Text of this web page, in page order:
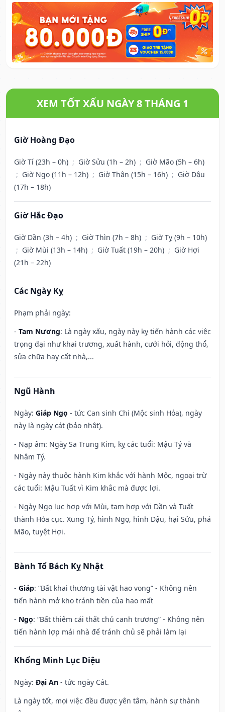
XEM TỐT XẤU NGÀY 8 THÁNG 1
Giờ Hoàng Đạo
Giờ Tí (23h – 0h) ; Giờ Sửu (1h – 2h) ; Giờ Mão (5h – 6h)
; Giờ Ngọ (11h – 12h) ; Giờ Thân (15h – 16h) ; Giờ Dậu
(17h – 18h)
Giờ Hắc Đạo
Giờ Dần (3h – 4h) ; Giờ Thìn (7h – 8h) ; Giờ Tỵ (9h – 10h)
; Giờ Mùi (13h – 14h) ; Giờ Tuất (19h – 20h) ; Giờ Hợi
(21h – 22h)
Các Ngày Kỵ
Phạm phải ngày:
- Tam Nương: Là ngày xấu, ngày này kỵ tiến hành các việc
trọng đại như khai trương, xuất hành, cưới hỏi, động thổ,
sửa chữa hay cất nhà,...
Ngũ Hành
Ngày: Giáp Ngọ - tức Can sinh Chi (Mộc sinh Hỏa), ngày
này là ngày cát (bảo nhật).
- Nạp âm: Ngày Sa Trung Kim, kỵ các tuổi: Mậu Tý và
Nhâm Tý.
- Ngày này thuộc hành Kim khắc với hành Mộc, ngoại trừ
các tuổi: Mậu Tuất vì Kim khắc mà được lợi.
- Ngày Ngọ lục hợp với Mùi, tam hợp với Dần và Tuất
thành Hỏa cục. Xung Tý, hình Ngọ, hình Dậu, hại Sửu, phá
Mão, tuyệt Hợi.
Bành Tổ Bách Kỵ Nhật
- Giáp: “Bất khai thương tài vật hao vong” - Không nên
tiến hành mở kho tránh tiền của hao mất
- Ngọ: “Bất thiêm cái thất chủ canh trương” - Không nên
tiến hành lợp mái nhà để tránh chủ sẽ phải làm lại
Khổng Minh Lục Diệu
Ngày: Đại An - tức ngày Cát.
Là ngày tốt, mọi việc đều được yên tâm, hành sự thành